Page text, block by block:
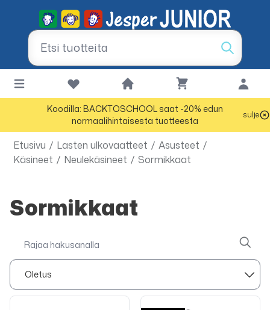
Koodilla: BACKTOSCHOOL saat -20% edun
normaalihintaisesta tuotteesta
sulje
Etusivu / Lasten ulkovaatteet / Asusteet /
Käsineet / Neulekäsineet / Sormikkaat
Sormikkaat